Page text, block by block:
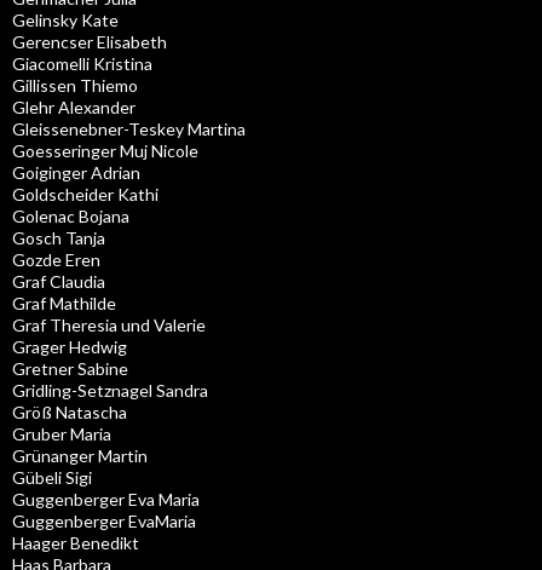
Gelinsky Kate
Gerencser Elisabeth
Giacomelli Kristina
Gillissen Thiemo
Glehr Alexander
Gleissenebner-Teskey Martina
Goesseringer Muj Nicole
Goiginger Adrian
Goldscheider Kathi
Golenac Bojana
Gosch Tanja
Gozde Eren
Graf Claudia
Graf Mathilde
Graf Theresia und Valerie
Grager Hedwig
Gretner Sabine
Gridling-Setznagel Sandra
Größ Natascha
Gruber Maria
Grünanger Martin
Gübeli Sigi
Guggenberger Eva Maria
Guggenberger EvaMaria
Haager Benedikt
Haas Barbara